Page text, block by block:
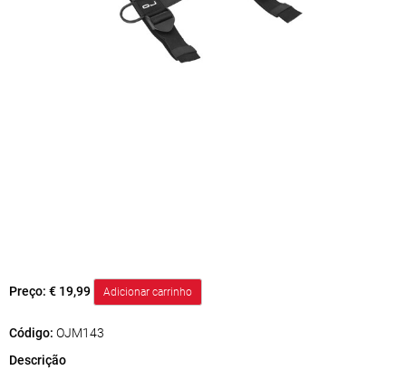
Preço: € 19,99
Código: OJM143
Descrição